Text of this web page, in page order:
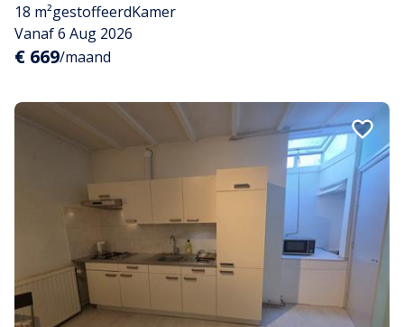
18 m²gestoffeerdKamer
Vanaf 6 Aug 2026
€ 669/maand